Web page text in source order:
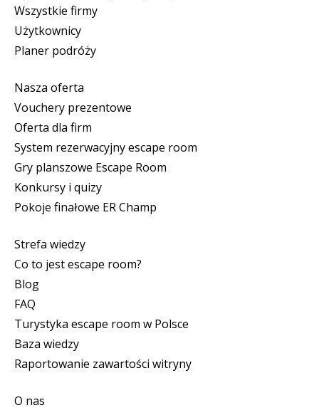
Wszystkie firmy
Użytkownicy
Planer podróży
Nasza oferta
Vouchery prezentowe
Oferta dla firm
System rezerwacyjny escape room
Gry planszowe Escape Room
Konkursy i quizy
Pokoje finałowe ER Champ
Strefa wiedzy
Co to jest escape room?
Blog
FAQ
Turystyka escape room w Polsce
Baza wiedzy
Raportowanie zawartości witryny
O nas